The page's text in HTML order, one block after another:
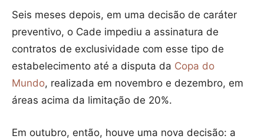
Seis meses depois, em uma decisão de caráter
preventivo, o Cade impediu a assinatura de
contratos de exclusividade com esse tipo de
estabelecimento até a disputa da Copa do
Mundo, realizada em novembro e dezembro, em
áreas acima da limitação de 20%.
Em outubro, então, houve uma nova decisão: a